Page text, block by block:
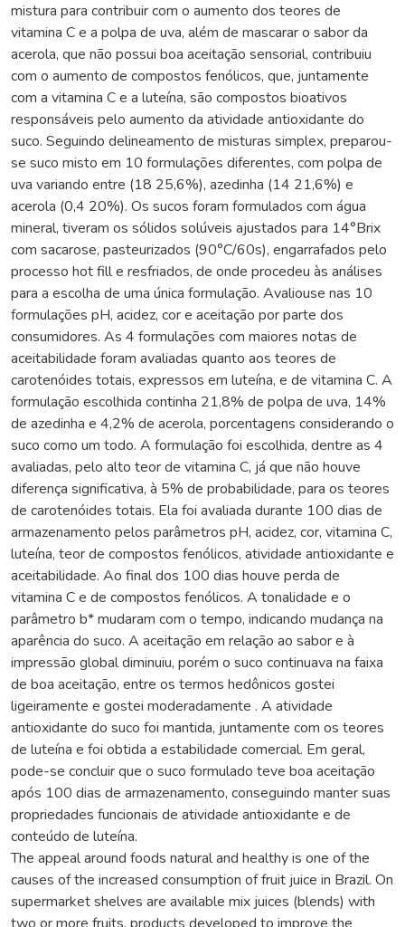
mistura para contribuir com o aumento dos teores de
vitamina C e a polpa de uva, além de mascarar o sabor da
acerola, que não possui boa aceitação sensorial, contribuiu
com o aumento de compostos fenólicos, que, juntamente
com a vitamina C e a luteína, são compostos bioativos
responsáveis pelo aumento da atividade antioxidante do
suco. Seguindo delineamento de misturas simplex, preparou-
se suco misto em 10 formulações diferentes, com polpa de
uva variando entre (18 25,6%), azedinha (14 21,6%) e
acerola (0,4 20%). Os sucos foram formulados com água
mineral, tiveram os sólidos solúveis ajustados para 14°Brix
com sacarose, pasteurizados (90°C/60s), engarrafados pelo
processo hot fill e resfriados, de onde procedeu às análises
para a escolha de uma única formulação. Avaliouse nas 10
formulações pH, acidez, cor e aceitação por parte dos
consumidores. As 4 formulações com maiores notas de
aceitabilidade foram avaliadas quanto aos teores de
carotenóides totais, expressos em luteína, e de vitamina C. A
formulação escolhida continha 21,8% de polpa de uva, 14%
de azedinha e 4,2% de acerola, porcentagens considerando o
suco como um todo. A formulação foi escolhida, dentre as 4
avaliadas, pelo alto teor de vitamina C, já que não houve
diferença significativa, à 5% de probabilidade, para os teores
de carotenóides totais. Ela foi avaliada durante 100 dias de
armazenamento pelos parâmetros pH, acidez, cor, vitamina C,
luteína, teor de compostos fenólicos, atividade antioxidante e
aceitabilidade. Ao final dos 100 dias houve perda de
vitamina C e de compostos fenólicos. A tonalidade e o
parâmetro b* mudaram com o tempo, indicando mudança na
aparência do suco. A aceitação em relação ao sabor e à
impressão global diminuiu, porém o suco continuava na faixa
de boa aceitação, entre os termos hedônicos gostei
ligeiramente e gostei moderadamente . A atividade
antioxidante do suco foi mantida, juntamente com os teores
de luteína e foi obtida a estabilidade comercial. Em geral,
pode-se concluir que o suco formulado teve boa aceitação
após 100 dias de armazenamento, conseguindo manter suas
propriedades funcionais de atividade antioxidante e de
conteúdo de luteína.
The appeal around foods natural and healthy is one of the
causes of the increased consumption of fruit juice in Brazil. On
supermarket shelves are available mix juices (blends) with